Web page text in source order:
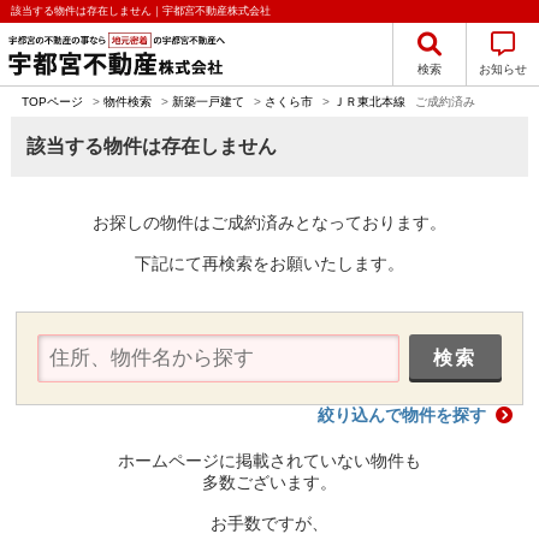
該当する物件は存在しません｜宇都宮不動産株式会社
検索 お知らせ
TOPページ > 物件検索 > 新築一戸建て > さくら市 > ＪＲ東北本線 ご成約済み
該当する物件は存在しません
お探しの物件はご成約済みとなっております。
下記にて再検索をお願いたします。
絞り込んで物件を探す
ホームページに掲載されていない物件も
多数ございます。
お手数ですが、